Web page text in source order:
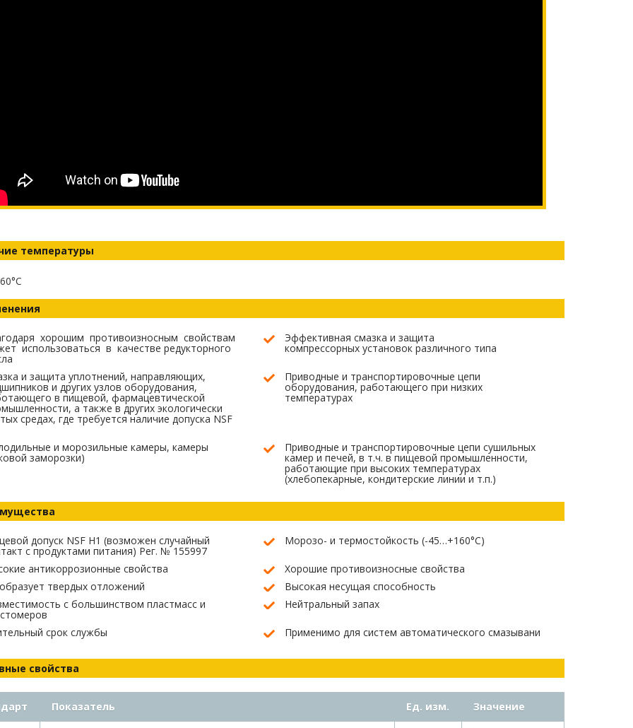
температуры
хорошим противоизносным свойствам
использоваться в качестве редукторного
Эффективная смазка и защита
компрессорных установок различного типа
и защита уплотнений, направляющих,
и других узлов оборудования,
в пищевой, фармацевтической
а также в других экологически
средах, где требуется наличие допуска NSF
Приводные и транспортировочные цепи
оборудования, работающего при низких
температурах
и морозильные камеры, камеры
заморозки)
Приводные и транспортировочные цепи сушильных
камер и печей, в т.ч. в пищевой промышленности,
работающие при высоких температурах
(хлебопекарные, кондитерские линии и т.п.)
допуск NSF H1 (возможен случайный
с продуктами питания) Рег. № 155997
Морозо- и термостойкость (-45…+160°С)
антикоррозионные свойства
Хорошие противоизносные свойства
твердых отложений
Высокая несущая способность
с большинством пластмасс и
Нейтральный запах
срок службы Применимо для систем автоматического смазывани
свойства
Показатель Ед. изм. Значение